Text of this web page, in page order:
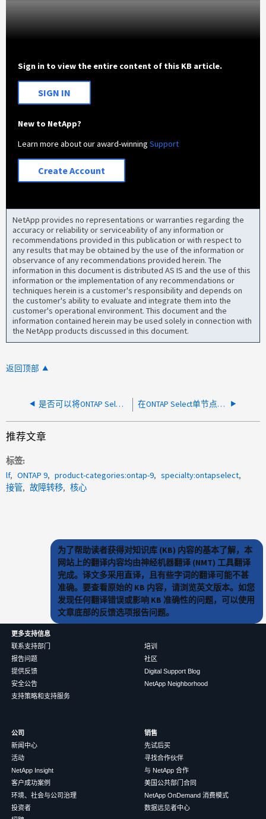
Sign in to view the entire content of this KB article.
SIGN IN
New to NetApp?
Learn more about our award-winningSupport
Create Account
NetApp provides no representations or warranties regarding the
accuracy or reliability or serviceability of any information or
recommendations provided in this publication or with respect to
any results that may be obtained by the use of the information or
observance of any recommendations provided herein. The
information in this document is distributed AS IS and the use of this
information or the implementation of any recommendations or
techniques herein is a customer's responsibility and depends on
the customer's ability to evaluate and integrate them into the
customer's operational environment. This document and the
information contained herein may be used solely in connection with
the NetApp products discussed in this document.
返回顶部
是否可以将ONTAP Select VM迁移到其他ONTAP Select Deploy VM下进行管理？ 在ONTAP Select单节点升级期间、LUN关闭
推荐文章
标签
lf
ONTAP 9 product-categories:ontap-9
specialty:ontapselect
接管
故障转移 核心
为了帮助读者获得对知识库 (KB) 内容的基本了解，本
网站上的翻译内容均由神经机器翻译 (NMT) 工具翻译
完成。译文多采用直译，且有些字词的翻译可能不甚
准确。要查看原始的 KB 内容，请浏览英文版本。如您
发现任何翻译错误或影响 KB 准确性的问题，可以使用
文章底部的反馈选项报告问题。
更多支持信息
联系支持部门
报告问题
提供反馈
安全公告
支持策略和支持服务
培训
社区
Digital Support Blog
NetApp Neighborhood
公司
新闻中心
活动
NetApp Insight
客户成功案例
环境、社会与公司治理
投资者
销售
先试后买
寻找合作伙伴
与 NetApp 合作
美国公共部门合同
NetApp OnDemand 消费模式
数据远见者中心